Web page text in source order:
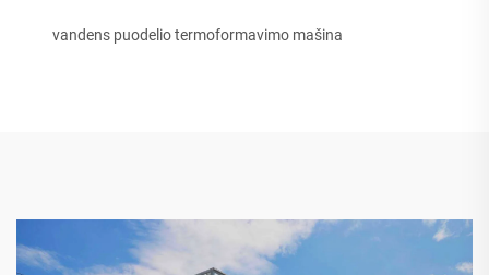
vandens puodelio termoformavimo mašina